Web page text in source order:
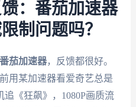
：番茄加速器
制问题吗？
番茄加速器，反馈都很好。
用某加速器看爱奇艺总是
《狂飙》，1080P画质流